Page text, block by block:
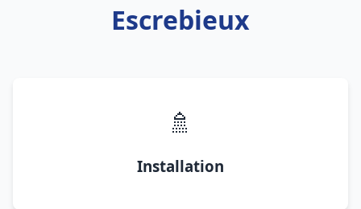
Escrebieux
🚿
Installation